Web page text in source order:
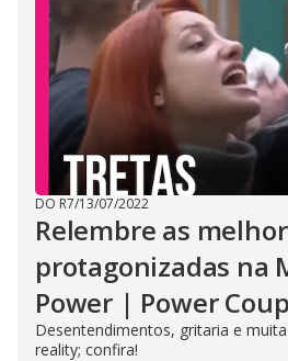
DO R7/13/07/2022
Relembre as
protagonizadas na
Power | Power
Desentendimentos, gritaria e
reality; confira!